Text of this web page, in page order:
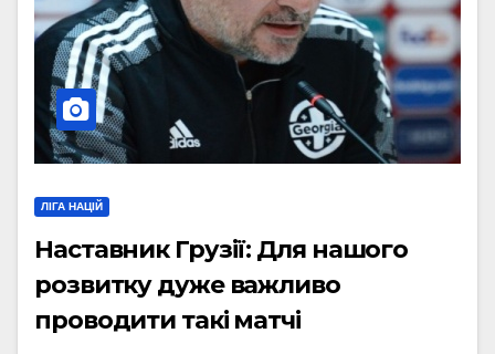
ЛІГА НАЦІЙ
Наставник Грузії: Для нашого
розвитку дуже важливо
проводити такі матчі